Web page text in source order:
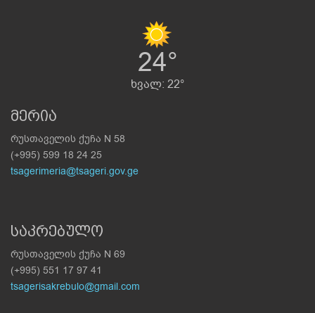
24°
ხვალ: 22°
მერია
რუსთაველის ქუჩა N 58
(+995) 599 18 24 25
tsagerimeria@tsageri.gov.ge
საკრებულო
რუსთაველის ქუჩა N 69
(+995) 551 17 97 41
tsagerisakrebulo@gmail.com